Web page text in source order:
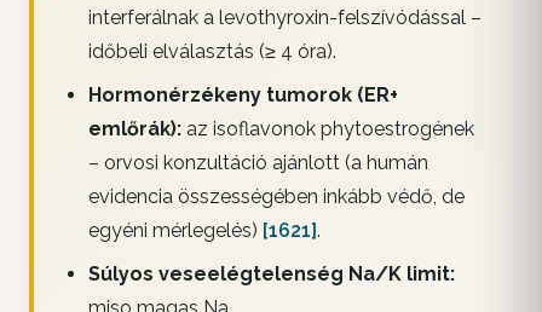
interferálnak a levothyroxin-felszívódással –
időbeli elválasztás (≥ 4 óra).
Hormonérzékeny tumorok (ER+
emlőrák):az isoflavonok phytoestrogének
– orvosi konzultáció ajánlott (a humán
evidencia összességében inkább védő, de
egyéni mérlegelés) [1621].
Súlyos veseelégtelenség Na/K limit: